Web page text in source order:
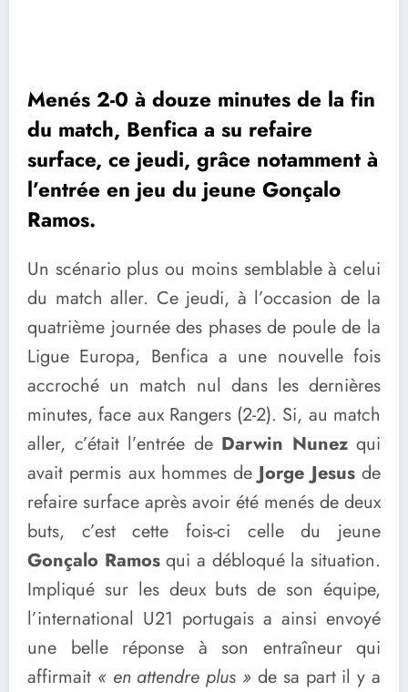
Menés 2-0 à douze minutes de la fin
du match, Benfica a su refaire
surface, ce jeudi, grâce notamment à
l’entrée en jeu du jeune Gonçalo
Ramos.
Un scénario plus ou moins semblable à celui
du match aller. Ce jeudi, à l’occasion de la
quatrième journée des phases de poule de la
Ligue Europa, Benfica a une nouvelle fois
accroché un match nul dans les dernières
minutes, face aux Rangers (2-2). Si, au match
aller, c’était l’entrée de Darwin Nunezqui
avait permis aux hommes deJorge Jesusde
refaire surface après avoir été menés de deux
buts, c’est cette fois-ci celle du jeune
Gonçalo Ramosqui a débloqué la situation.
Impliqué sur les deux buts de son équipe,
l’international U21 portugais a ainsi envoyé
une belle réponse à son entraîneur qui
affirmait « en attendre plus » de sa part il y a